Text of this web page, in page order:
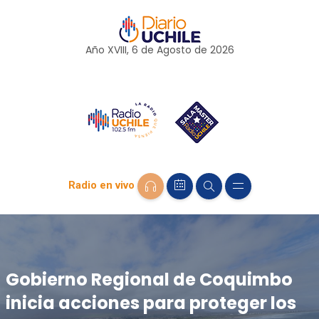
Año XVIII, 6 de Agosto de 2026
Radio en vivo
Gobierno Regional de Coquimbo
inicia acciones para proteger los